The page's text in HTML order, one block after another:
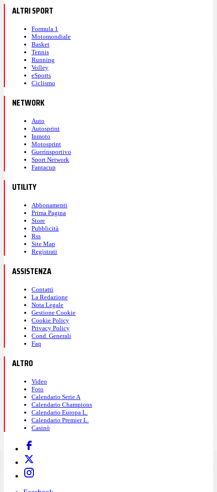
ALTRI SPORT
Formula 1
Motomondiale
Basket
Tennis
Running
Volley
eSports
Ciclismo
NETWORK
Auto
Autosprint
Inmoto
Motosprint
Guerinsportivo
Sport Network
Fantacup
UTILITY
Abbonamenti
Prima Pagina
Store
Pubblicità
Rss
Site Map
Registrati
ASSISTENZA
Contatti
La Redazione
Nota Legale
Gestione Cookie
Cookie Policy
Privacy Policy
Cond. Generali
Faq
ALTRO
Video
Foto
Calendario Serie A
Calendario Champions
Calendario Europa L.
Calendario Premier L.
Casinò